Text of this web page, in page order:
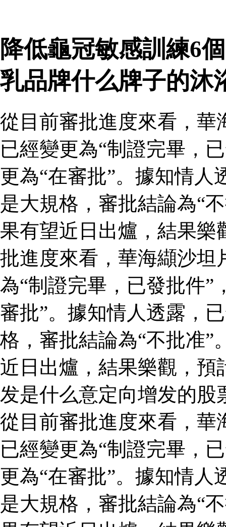
降低龜冠敏感訓練6
乳品牌什么牌子的
從目前審批進度來看，華
已經變更為“制證完畢，
更為“在審批”。據知情
是大規格，審批結論為“
果有望近日出爐，結果樂
批進度來看，華海纈沙坦
為“制證完畢，已發批件”
審批”。據知情人透露，
格，審批結論為“不批准”
近日出爐，結果樂觀，預
发是什么意定向增发的
從目前審批進度來看，華
已經變更為“制證完畢，
更為“在審批”。據知情
是大規格，審批結論為“